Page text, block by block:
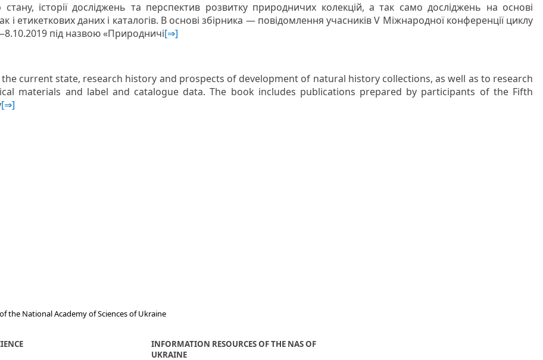
історії досліджень та перспектив розвитку природничих колекцій, а так само досліджень на основі
і етикеткових даних і каталогів. В основі збірника — повідомлення учасників V Міжнародної конференції циклу
під назвою «Природничі[⇒]
current state, research history and prospects of development of natural history collections, as well as to research
materials and label and catalogue data. The book includes publications prepared by participants of the Fifth
[⇒]
the National Academy of Sciences of Ukraine
INFORMATION RESOURCES OF THE NAS OF
UKRAINE